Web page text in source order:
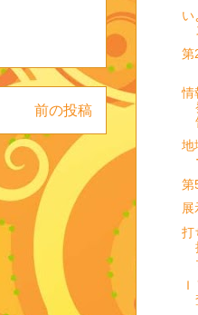
前の投稿
い
第
情
地
第
展
打